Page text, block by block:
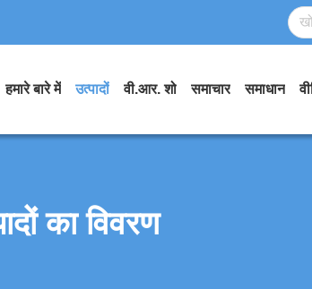
हमारे बारे में उत्पादों वी.आर. शो समाचार समाधान
का विवरण